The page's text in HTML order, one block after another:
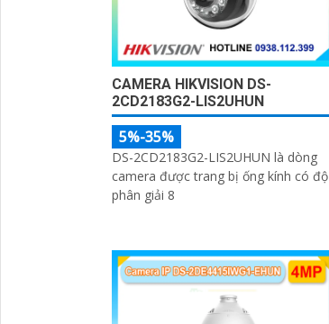
CAMERA HIKVISION DS-
2CD2183G2-LIS2UHUN
5%-35%
DS-2CD2183G2-LIS2UHUN là dòng
camera được trang bị ống kính có độ
phân giải 8